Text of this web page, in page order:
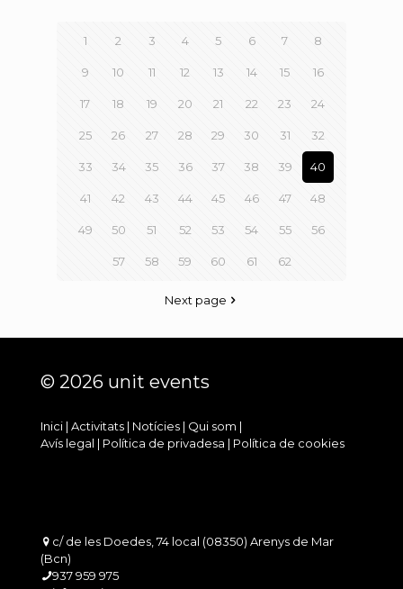
1 2 3 4 5 6 7 8
9 10 11 12 13 14 15 16
17 18 19 20 21 22 23 24
25 26 27 28 29 30 31 32
33 34 35 36 37 38 39 40
41 42 43 44 45 46 47 48
49 50 51 52 53 54 55 56
57 58 59 60 61 62
Next page
© 2026 unit events
Inici | Activitats | Notícies | Qui som |
Avís legal | Política de privadesa | Política de cookies
c/ de les Doedes, 74 local (08350) Arenys de Mar
(Bcn)
937 959 975